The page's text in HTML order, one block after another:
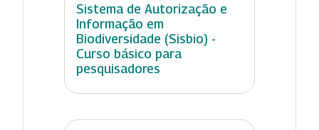
Sistema de Autorização e
Informação em
Biodiversidade (Sisbio) -
Curso básico para
pesquisadores